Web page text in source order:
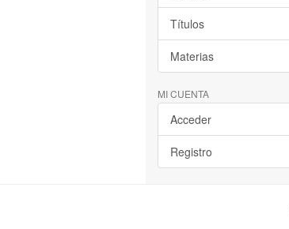
Títulos
Materias
MI CUENTA
Acceder
Registro